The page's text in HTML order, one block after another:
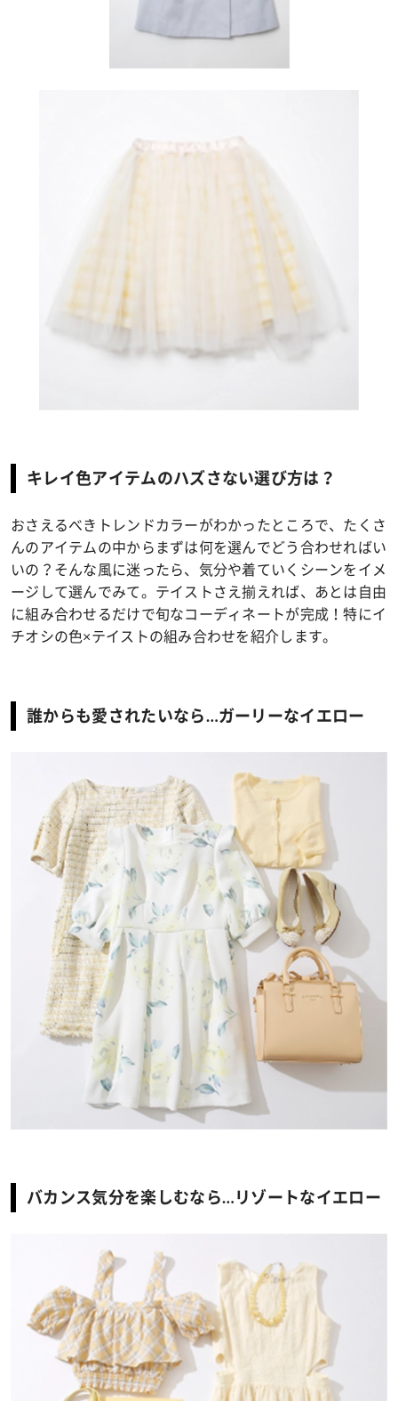
キレイ色アイテムのハズさない選び方は？
おさえるべきトレンドカラーがわかったところで、たくさ
んのアイテムの中からまずは何を選んでどう合わせればい
いの？そんな風に迷ったら、気分や着ていくシーンをイメ
ージして選んでみて。テイストさえ揃えれば、あとは自由
に組み合わせるだけで旬なコーディネートが完成！特にイ
チオシの色×テイストの組み合わせを紹介します。
誰からも愛されたいなら…ガーリーなイエロー
バカンス気分を楽しむなら…リゾートなイエロー